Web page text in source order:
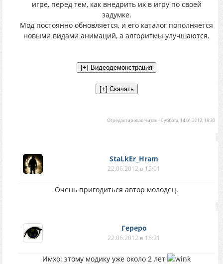
игре, перед тем, как внедрить их в игру по своей
задумке.
Мод постоянно обновляется, и его каталог пополняется
новыми видами анимаций, а алгоритмы улучшаются.
ОтредактировалЧитак -Суббота, 14.01.2012, 18:30
StaLkEr_Hram
22.06.2012 в 15:01
Очень пригодиться автор молодец.
Гереро
22.06.2012 в 16:21
Имхо: этому модику уже около 2 лет